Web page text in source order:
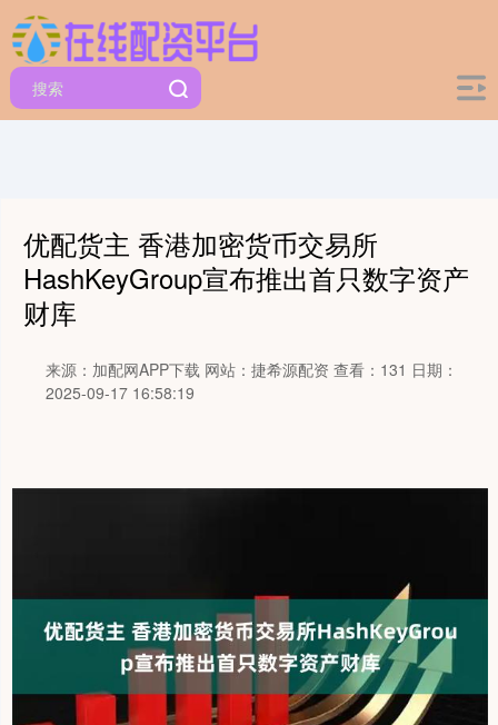
优配货主 香港加密货币交易所
HashKeyGroup宣布推出首只数字资产
财库
来源：加配网APP下载 网站：捷希源配资 查看：131 日期：
2025-09-17 16:58:19